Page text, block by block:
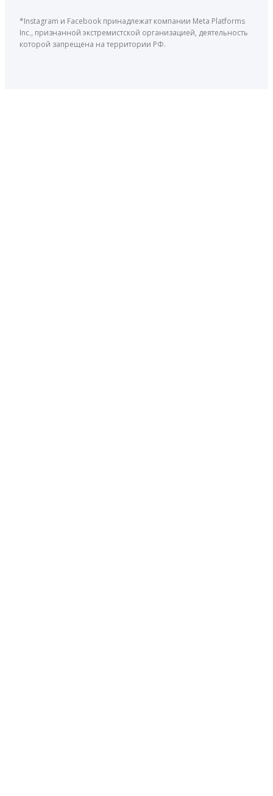
*Instagram и Facebook принадлежат компании Meta Platforms
Inc., признанной экстремистской организацией, деятельность
которой запрещена на территории РФ.